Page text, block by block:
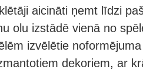
aicināti ņemt līdzi
olu izstādē vienā no
izvēlētie
dekoriem, ar